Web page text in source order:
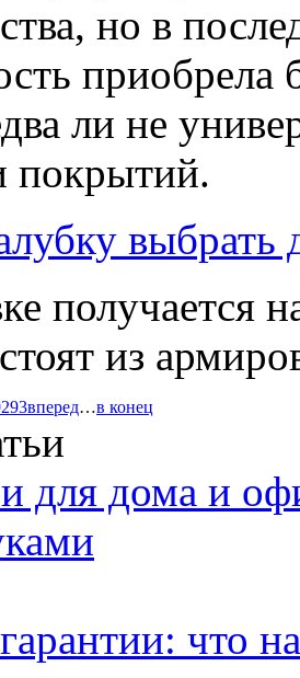
но в
приобрела
ли не
покрытий.
выбрать
получается
из
93вперед…в конец
для дома и
что